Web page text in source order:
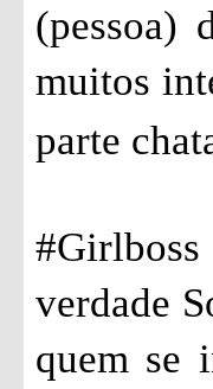
(pessoa)
muitos
parte
verdade
quem se